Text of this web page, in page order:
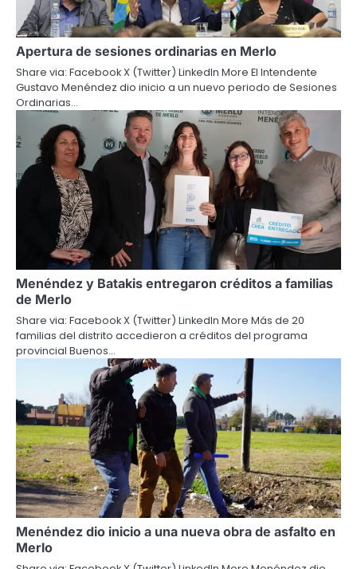
Apertura de sesiones ordinarias en Merlo
Share via: Facebook X (Twitter) LinkedIn More El Intendente
Gustavo Menéndez dio inicio a un nuevo periodo de Sesiones
Ordinarias…
Menéndez y Batakis entregaron créditos a familias
de Merlo
Share via: Facebook X (Twitter) LinkedIn More Más de 20
familias del distrito accedieron a créditos del programa
provincial Buenos…
Menéndez dio inicio a una nueva obra de asfalto en
Merlo